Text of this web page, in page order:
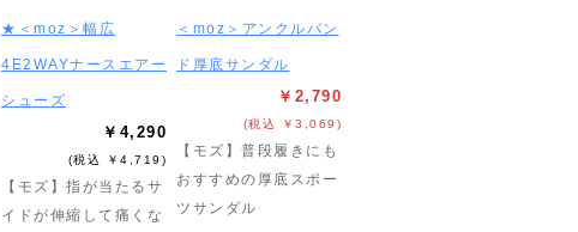
★＜moz＞幅広
4E2WAYナースエアー
シューズ
￥4,290
(税込 ￥4,719)
【モズ】指が当たるサ
イドが伸縮して痛くな
＜moz＞アンクルバン
ド厚底サンダル
￥2,790
(税込 ￥3,069)
【モズ】普段履きにも
おすすめの厚底スポー
ツサンダル